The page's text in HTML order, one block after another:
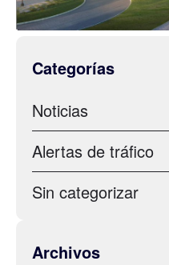
Categorías
Noticias
Alertas de tráfico
Sin categorizar
Archivos